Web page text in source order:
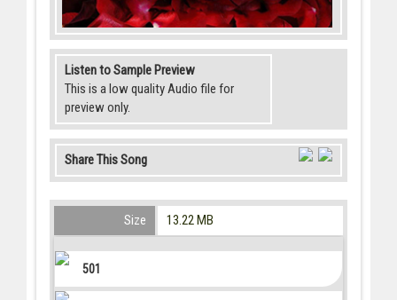
Listen to Sample Preview
This is a low quality Audio file for
preview only.
Share This Song
Size 13.22 MB
501